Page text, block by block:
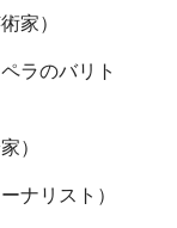
家）
ラのバリト
）
ナリスト）